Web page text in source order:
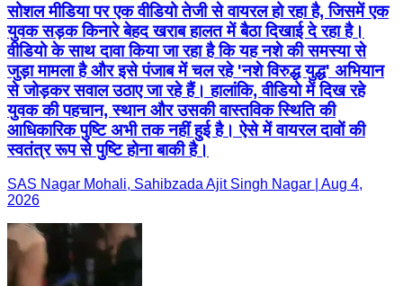
सोशल मीडिया पर एक वीडियो तेजी से वायरल हो रहा है, जिसमें एक
युवक सड़क किनारे बेहद खराब हालत में बैठा दिखाई दे रहा है।
वीडियो के साथ दावा किया जा रहा है कि यह नशे की समस्या से
जुड़ा मामला है और इसे पंजाब में चल रहे 'नशे विरुद्ध युद्ध' अभियान
से जोड़कर सवाल उठाए जा रहे हैं। हालांकि, वीडियो में दिख रहे
युवक की पहचान, स्थान और उसकी वास्तविक स्थिति की
आधिकारिक पुष्टि अभी तक नहीं हुई है। ऐसे में वायरल दावों की
स्वतंत्र रूप से पुष्टि होना बाकी है।
SAS Nagar Mohali, Sahibzada Ajit Singh Nagar | Aug 4,
2026